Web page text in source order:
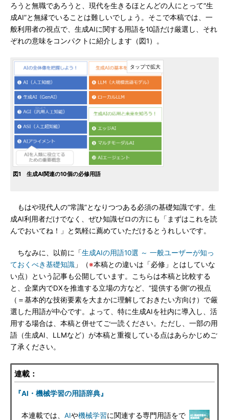
ろうと無職であろうと、現代を生きるほとんどの人にとって“生
成AI”と無縁でいることは難しいでしょう。そこで本稿では、一
般利用者の視点で、生成AIに関する用語を10語だけ厳選し、それ
ぞれの意味をコンパクトに紹介します（図1）。
図1 生成AI関連の10個の必修用語
もはや現代人の“常識”となりつつある必須の基礎知識です。生
成AI利用者だけでなく、ぜひ知識ゼロの方にも「まずはこれを読
んでおいてね！」と気軽に薦めていただけるとうれしいです。
ちなみに、以前に「生成AIの用語10選 ～ 一般ユーザーが知っ
ておくべき基礎知識 」（※本稿との違いは「必修」とはしていな
い点）という記事も公開しています。こちらは本稿と比較する
と、企業内でDXを推進する立場の方など、“提供する側”の視点
（＝基本的な技術要素を大まかに理解しておきたい方向け）で厳
選した用語が中心です。よって、特に生成AIを社内に導入し、活
用する場合は、本稿と併せてご一読ください。ただし、一部の用
語（生成AI、LLMなど）が本稿と重複している点はあらかじめご
了承ください。
連載：
『AI・機械学習の用語辞典』
本連載では、 AIや機械学習に関連する専門用語をで